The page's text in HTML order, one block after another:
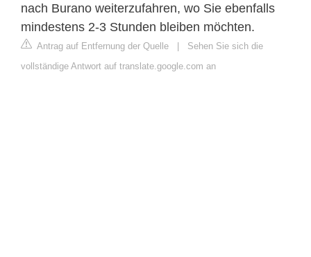
nach Burano weiterzufahren, wo Sie ebenfalls
mindestens 2-3 Stunden bleiben möchten.
Antrag auf Entfernung der Quelle | Sehen Sie sich die
vollständige Antwort auf translate.google.com an